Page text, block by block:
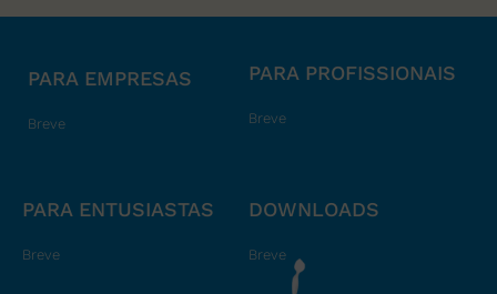
PARA EMPRESAS
Breve
PARA PROFISSIONAIS
Breve
PARA ENTUSIASTAS
Breve
DOWNLOADS
Breve